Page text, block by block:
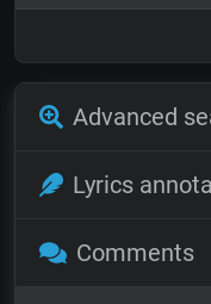
Advanced
Lyrics
Comments